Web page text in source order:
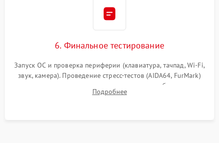
6. Финальное тестирование
Запуск ОС и проверка периферии (клавиатура, тачпад, Wi-Fi,
звук, камера). Проведение стресс-тестов (AIDA64, FurMark)
для контроля температурного режима и стабильности
системы под пиковой нагрузкой.
Подробнее